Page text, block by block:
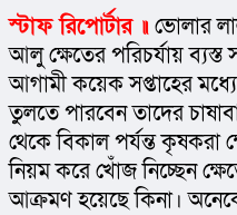
স্টাফ রিপোর্টার ॥ ভোলার
আলু ক্ষেতের পরিচর্যায়
আগামী কয়েক সপ্তাহের
তুলতে পারবেন তাদের
থেকে বিকাল পর্যন্ত কৃষকরা
নিয়ম করে খোঁজ নিচ্ছেন
আক্রমণ হয়েছে কিনা।